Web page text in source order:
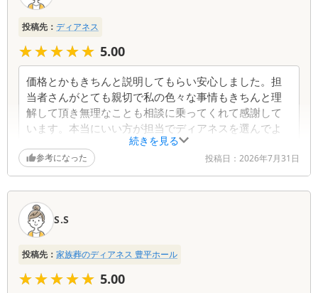
続きを見る
投稿先： ディアネス
★★★★★
★★★★★ 5.00
価格とかもきちんと説明してもらい安心しました。担
当者さんがとても親切で私の色々な事情もきちんと理
解して頂き無理なことも相談に乗ってくれて感謝して
います。本当にいい方が担当でディアネスを選んでよ
かったです ありがとうございます
参考になった 投稿日： 2026年7月31日
S.S
投稿先： 家族葬のディアネス 豊平ホール
★★★★★
★★★★★ 5.00